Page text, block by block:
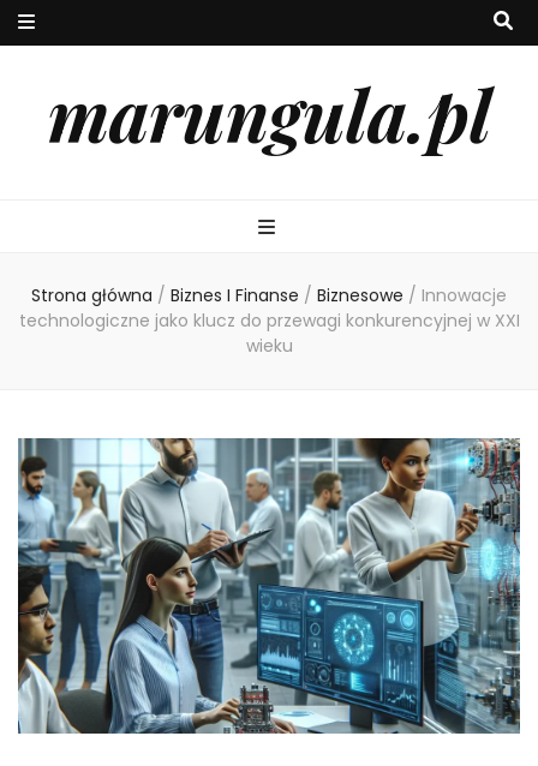
marungula.pl
Strona główna / Biznes I Finanse / Biznesowe / Innowacje
technologiczne jako klucz do przewagi konkurencyjnej w XXI
wieku